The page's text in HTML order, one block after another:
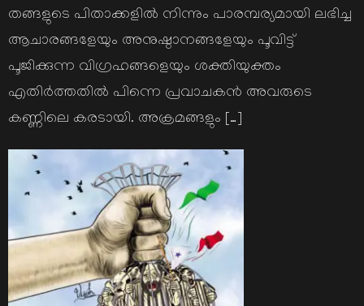
തങ്ങളുടെ പിതാക്കളില്‍ നിന്നും പാരമ്പര്യമായി ലഭിച്ച
ആചാരങ്ങളേയും അനുഷ്ഠാനങ്ങളേയും പൂവിട്ട്
പൂജിക്കുന്ന വിഗ്രഹങ്ങളെയും ശക്തിയുക്തം
എതിര്‍ത്തതില്‍ പിന്നെ പ്രവാചകന്‍ അവരുടെ
കണ്ണിലെ കരടായി. അക്രമങ്ങളും […]